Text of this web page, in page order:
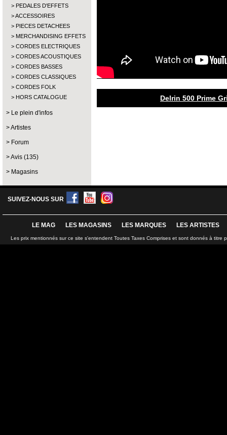
PEDALES D'EFFETS
ACCESSOIRES
PIECES DETACHEES
MERCHANDISING EFFETS
CORDES ELECTRIQUES
CORDES ACOUSTIQUES
CORDES BASSES
CORDES CLASSIQUES
CORDES FOLK
HORS CATALOGUE
Le plein d'infos
Artistes
Forum
Avis (135)
Magasins
Delrin 500 Prime
SUIVEZ-NOUS SUR
LE MAG LES MAGASINS LES MARQUES LES ARTISTES
Les prix mentionnés sur ce site s'entendent Toutes Taxes Comprises et sont donnés à